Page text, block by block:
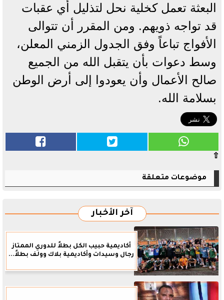
البعثة تعمل كخلية نحل لتذليل أي عقبات
قد تواجه ذويهم. ومن المقرر أن تتوالى
الأفواج تباعاً وفق الجدول الزمني المعلن،
وسط دعوات بأن يتقبل الله من الجميع
صالح الأعمال وأن يعودوا إلى أرض الوطن
بسلامة الله.
⇧
موضوعات متعلقة
آخر الأخبار
أكاديمية حبيب الكل بطلاً للدوري الممتاز
رجال وسيدات وأكاديمية بلاك وولف بطلاً...